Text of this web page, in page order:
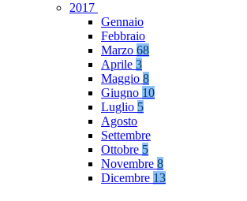
2017
Gennaio
Febbraio
Marzo 68
Aprile 3
Maggio 8
Giugno 10
Luglio 5
Agosto
Settembre
Ottobre 5
Novembre 8
Dicembre 13